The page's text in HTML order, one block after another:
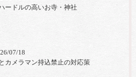
ードルの高いお寺・神社
07/18
カメラマン持込禁止の対応策